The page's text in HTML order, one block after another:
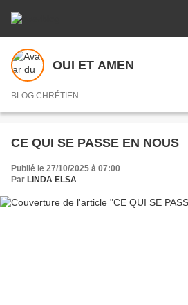
OUI ET AMEN
BLOG CHRÉTIEN
CE QUI SE PASSE EN NOUS
Publié le 27/10/2025 à 07:00
Par LINDA ELSA